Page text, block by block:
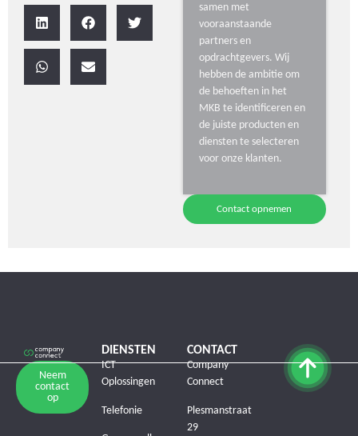
samen met
vooraanstaande
partners en
opdrachtgevers. Wij
hebben de ambitie om
de behoeften in het
MKB te identificeren en
de juiste producten en
diensten te selecteren
voor onze klanten.
Contact opnemen
Neem
contact
op
DIENSTEN
ICT
Oplossingen
Telefonie
CONTACT
Company
Connect
Plesmanstraat
29